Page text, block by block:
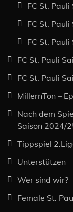
FC St.
FC St.
FC St.
FC St. Pauli
FC St. Pauli
MillernTon –
Nach dem
Saison 2024/
Tippspiel
Unterstützen
Wer sind wir?
Female St.